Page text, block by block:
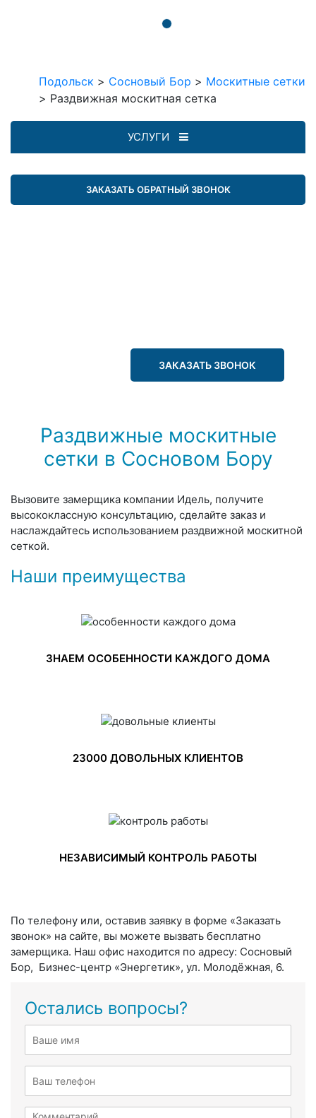
Подольск > Сосновый Бор > Москитные сетки
> Раздвижная москитная сетка
УСЛУГИ
ЗАКАЗАТЬ ОБРАТНЫЙ ЗВОНОК
ЗАКАЗАТЬ ЗВОНОК
Раздвижные москитные
сетки в Сосновом Бору
Вызовите замерщика компании Идель, получите
высококлассную консультацию, сделайте заказ и
наслаждайтесь использованием раздвижной москитной
сеткой.
Наши преимущества
ЗНАЕМ ОСОБЕННОСТИ КАЖДОГО ДОМА
23000 ДОВОЛЬНЫХ КЛИЕНТОВ
НЕЗАВИСИМЫЙ КОНТРОЛЬ РАБОТЫ
По телефону или, оставив заявку в форме «Заказать
звонок» на сайте, вы можете вызвать бесплатно
замерщика. Наш офис находится по адресу: Сосновый
Бор, Бизнес-центр «Энергетик», ул. Молодёжная, 6.
Остались вопросы?